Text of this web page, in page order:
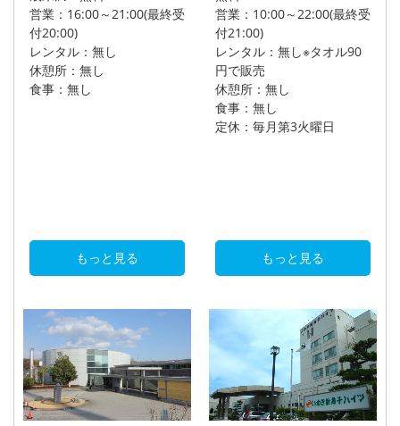
営業：16:00～21:00(最終受
付20:00)
レンタル：無し
休憩所：無し
食事：無し
もっと見る
営業：10:00～22:00(最終受
付21:00)
レンタル：無し※タオル90
円で販売
休憩所：無し
食事：無し
定休：毎月第3火曜日
もっと見る